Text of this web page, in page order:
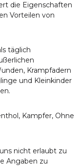
die Eigenschaften
Vorteilen von
täglich
Krampfadern
und Kleinkinder
Kampfer, Ohne
nicht erlaubt zu
Angaben zu